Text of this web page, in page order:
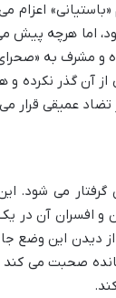
اما هرچه پیش
به «صحرای
آن گذر نکرده و
تضاد عمیقی قرار
می شود.
و افسران آن در
دیدن این وضع
صحبت می